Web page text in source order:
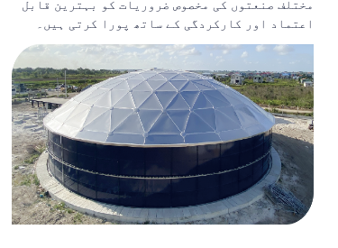
مختلف صنعتوں کی مخصوص ضروریات کو بہترین قابل
اعتماد اور کارکردگی کے ساتھ پورا کرتی ہیں۔